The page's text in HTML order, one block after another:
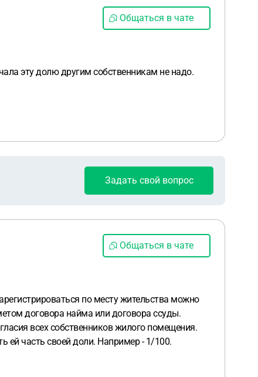
Общаться в чате
эту долю другим собственникам не надо.
Задать свой вопрос
Общаться в чате
по месту жительства можно
договора найма или договора ссуды.
всех собственников жилого помещения.
ей часть своей доли. Например - 1/100.